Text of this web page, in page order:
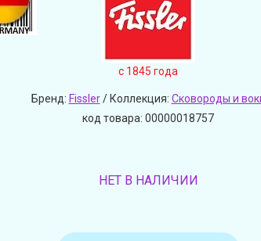
c 1845 года
Бренд: Fissler/ Коллекция: Сковороды и
код товара: 00000018757
НЕТ В НАЛИЧИИ